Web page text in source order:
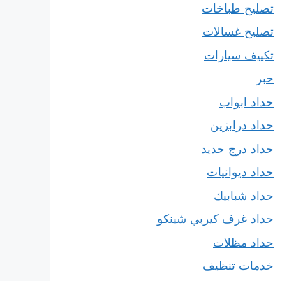
تصليح طباخات
تصليح غسالات
تكييف سيارات
حبر
حداد ابواب
حداد درابزين
حداد درج حديد
حداد ديوانيات
حداد شبابيك
حداد غرف كيربي شينكو
حداد مظلات
خدمات تنظيف